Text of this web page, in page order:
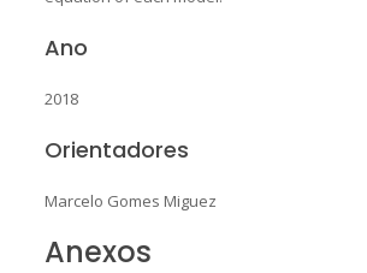
Ano
2018
Orientadores
Marcelo Gomes Miguez
Anexos